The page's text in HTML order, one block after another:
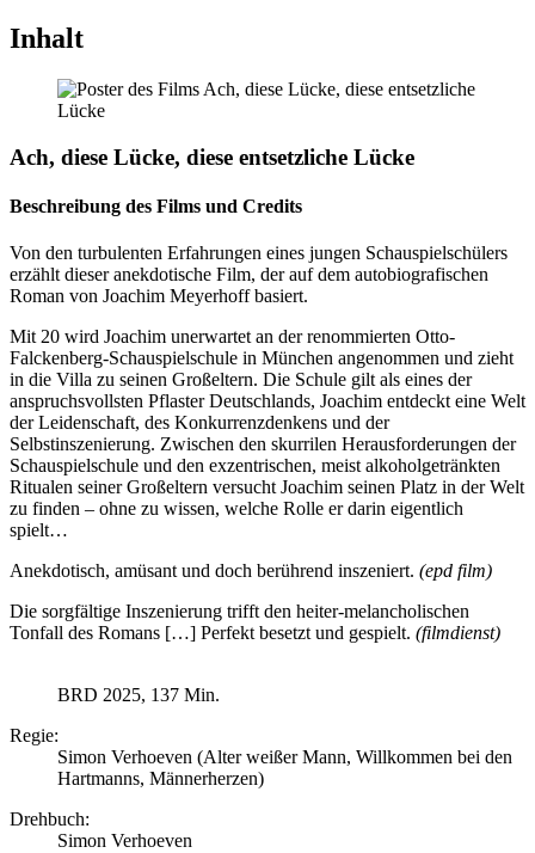
Inhalt
Ach, diese Lücke, diese entsetzliche Lücke
Beschreibung des Films und Credits
Von den turbulenten Erfahrungen eines jungen Schauspielschülers
erzählt dieser anekdotische Film, der auf dem autobiografischen
Roman von Joachim Meyerhoff basiert.
Mit 20 wird Joachim unerwartet an der renommierten Otto-
Falckenberg-Schauspielschule in München angenommen und zieht
in die Villa zu seinen Großeltern. Die Schule gilt als eines der
anspruchsvollsten Pflaster Deutschlands, Joachim entdeckt eine Welt
der Leidenschaft, des Konkurrenzdenkens und der
Selbstinszenierung. Zwischen den skurrilen Herausforderungen der
Schauspielschule und den exzentrischen, meist alkoholgetränkten
Ritualen seiner Großeltern versucht Joachim seinen Platz in der Welt
zu finden – ohne zu wissen, welche Rolle er darin eigentlich
spielt…
Anekdotisch, amüsant und doch berührend inszeniert. (epd film)
Die sorgfältige Inszenierung trifft den heiter-melancholischen
Tonfall des Romans […] Perfekt besetzt und gespielt. (filmdienst)
BRD 2025, 137 Min.
Regie:
Simon Verhoeven (Alter weißer Mann, Willkommen bei den
Hartmanns, Männerherzen)
Drehbuch:
Simon Verhoeven